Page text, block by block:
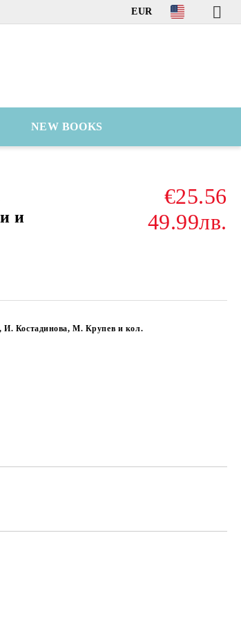
EUR
NEW BOOKS
и
€25.56
49.99лв.
Костадинова, М. Крупев и кол.